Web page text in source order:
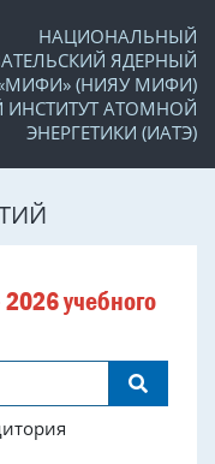
НАЦИОНАЛЬНЫЙ
ЯДЕРНЫЙ
(НИЯУ МИФИ)
ИНСТИТУТ АТОМНОЙ
ЭНЕРГЕТИКИ (ИАТЭ)
учебного